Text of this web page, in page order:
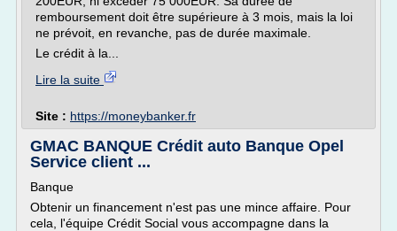
remboursement doit être supérieure à 3 mois, mais la loi
ne prévoit, en revanche, pas de durée maximale.
Le crédit à la...
Lire la suite
Site : https://moneybanker.fr
GMAC BANQUE Crédit auto Banque Opel
Service client ...
Banque
Obtenir un financement n'est pas une mince affaire. Pour
cela, l'équipe Crédit Social vous accompagne dans la